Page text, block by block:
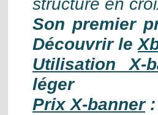
structure en
Son premier
Découvrir le
Utilisation X-
léger
Prix X-banner: